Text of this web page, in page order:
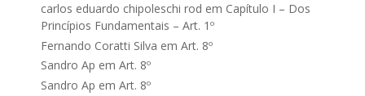
carlos eduardo chipoleschi rod em Capítulo I – Dos
Princípios Fundamentais – Art. 1º
Fernando Coratti Silva em Art. 8º
Sandro Ap em Art. 8º
Sandro Ap em Art. 8º